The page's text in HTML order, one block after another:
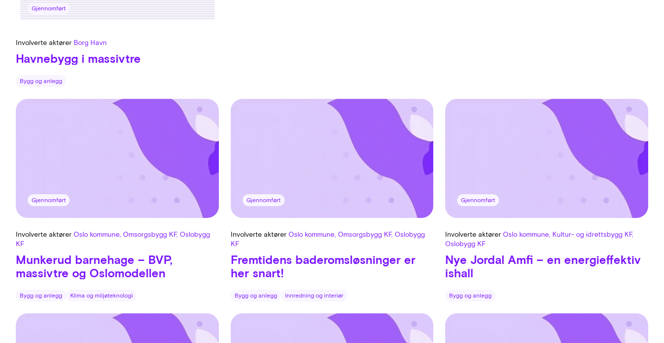
Gjennomført
Involverte aktører Borg Havn
Havnebygg i massivtre
Bygg og anlegg
Gjennomført
Involverte aktører Oslo kommune, Omsorgsbygg KF, Oslobygg
KF
Munkerud barnehage – BVP,
massivtre og Oslomodellen
Bygg og anlegg Klima og miljøteknologi
Gjennomført
Involverte aktører Oslo kommune, Omsorgsbygg KF, Oslobygg
KF
Fremtidens baderomsløsninger er
her snart!
Bygg og anlegg Innredning og interiør
Gjennomført
Involverte aktørerOslo kommune, Kultur- og idrettsbygg KF,
Oslobygg KF
Nye Jordal Amfi – en energieffektiv
ishall
Bygg og anlegg